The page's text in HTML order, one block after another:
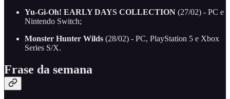
Yu-Gi-Oh! EARLY DAYS COLLECTION (27/02) - PC e
Nintendo Switch;
Monster Hunter Wilds (28/02) - PC, PlayStation 5 e Xbox
Series S/X.
Frase da semana